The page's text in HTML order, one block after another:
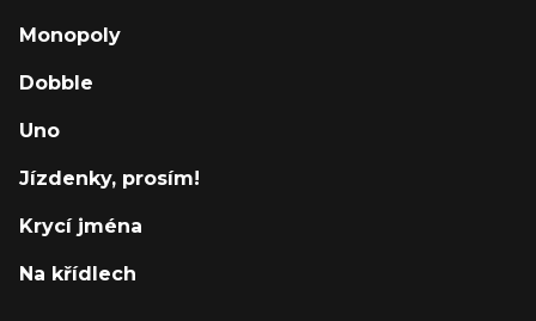
Monopoly
Dobble
Uno
Jízdenky, prosím!
Krycí jména
Na křídlech